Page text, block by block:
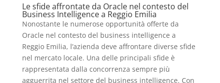
Le sfide affrontate da Oracle nel contesto del
Business Intelligence a Reggio Emilia
Nonostante le numerose opportunità offerte da
Oracle nel contesto del business intelligence a
Reggio Emilia, l’azienda deve affrontare diverse sfide
nel mercato locale. Una delle principali sfide è
rappresentata dalla concorrenza sempre più
agguerrita nel settore del business intelligence. Con